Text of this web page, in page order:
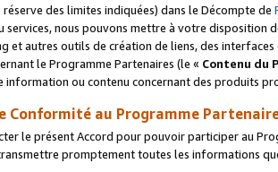
des limites indiquées) dans le Décompte de
services, nous pouvons mettre à votre disposition
et autres outils de création de liens, des
le Programme Partenaires (le « Contenu du
ou contenu concernant des produits
Conformité au Programme
le présent Accord pour pouvoir participer au
promptement toutes les informations